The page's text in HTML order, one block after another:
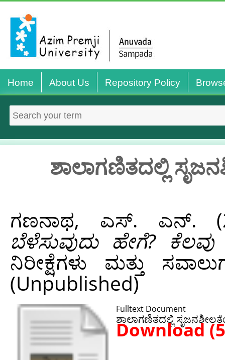
Home About Us Repository Policy
ಶಾಲಾಗಣಿತದಲ್ಲಿ
ಗಣನಾಥ, ಎಸ್‌. ಎನ್‌.
ಬೆಳೆಸುವುದು ಹೇಗೆ?
ನಿರೀಕ್ಷೆಗಳು ಮತ್ತು
(Unpublished)
Fulltext Document
ಶಾಲಾಗಣಿತದಲ್ಲಿ
Download